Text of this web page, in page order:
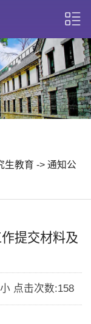
生教育 -> 通知公
提交材料及
点击次数:158